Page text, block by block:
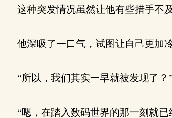
这种突发情况虽然让他有些措手不
他深吸了一口气，试图让自己更加冷
“所以，我们其实一早就被发现了？”
“嗯，在踏入数码世界的那一刻就已